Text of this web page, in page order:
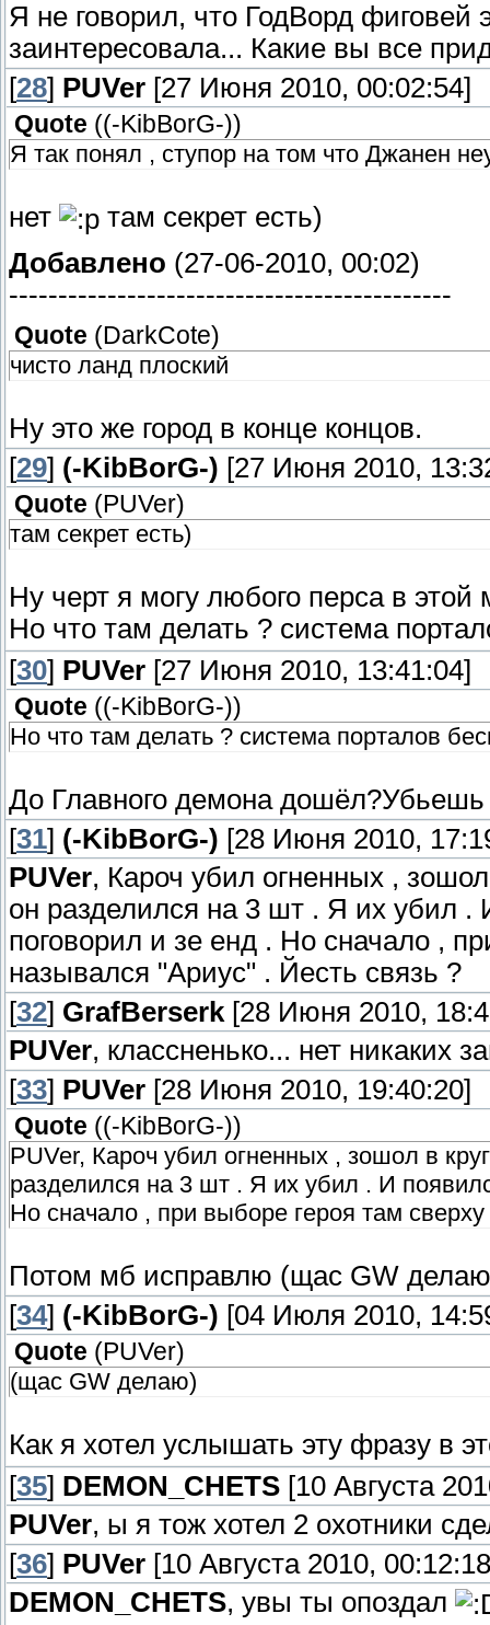
Я не говорил, что ГодВорд
заинтересовала... Какие вы все
[28] PUVer [27 Июня 2010, 00:02:54]
Quote ((-KibBorG-))
Я так понял , ступор на том что Джанен
нет
там секрет есть)
Добавлено (27-06-2010, 00:02)
---------------------------------------------
Quote ( DarkCote)
чисто ланд плоский
Ну это же город в конце концов.
[29] (-KibBorG-) [27 Июня 2010,
Quote ( PUVer)
там секрет есть)
Ну черт я могу любого перса в
Но что там делать ? система
[30] PUVer [27 Июня 2010, 13:41:04]
Quote ((-KibBorG-))
Но что там делать ? система порталов
До Главного демона
[31] (-KibBorG-) [28 Июня 2010,
PUVer, Кароч убил огненных ,
он разделился на 3 шт . Я их убил .
поговорил и зе енд . Но сначало ,
назывался "Ариус" . Йесть связь ?
[32] GrafBerserk [28 Июня 2010,
PUVer, классненько... нет никаких
[33] PUVer [28 Июня 2010, 19:40:20]
Quote ((-KibBorG-))
PUVer, Кароч убил огненных , зошол в
разделился на 3 шт . Я их убил . И
Но сначало , при выборе героя там
Потом мб исправлю (щас GW
[34] (-KibBorG-) [04 Июля 2010,
Quote ( PUVer)
(щас GW делаю)
Как я хотел услышать эту фразу в
[35] DEMON_CHETS [10 Августа
PUVer, ы я тож хотел 2 охотники
[36] PUVer [10 Августа 2010,
DEMON_CHETS, увы ты опоздал